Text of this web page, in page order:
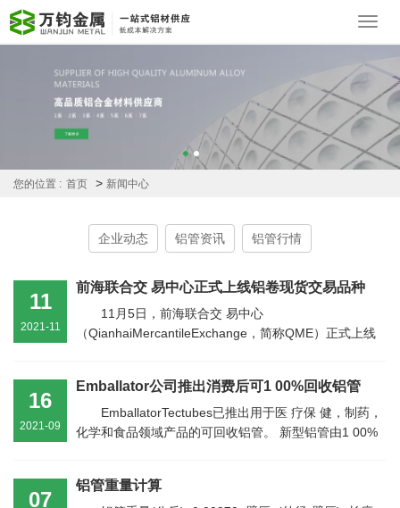
您的位置 : 首页 > 新闻中心
企业动态 铝管资讯 铝管行情
11
2021-11
前海联合交 易中心正式上线铝卷现货交易品种
11月5日，前海联合交 易中心
（QianhaiMercantileExchange，简称QME）正式上线
16
2021-09
Emballator公司推出消费后可1 00%回收铝管
EmballatorTectubes已推出用于医 疗保 健，制药，
化学和食品领域产品的可回收铝管。 新型铝管由1 00%
07
铝管重量计算